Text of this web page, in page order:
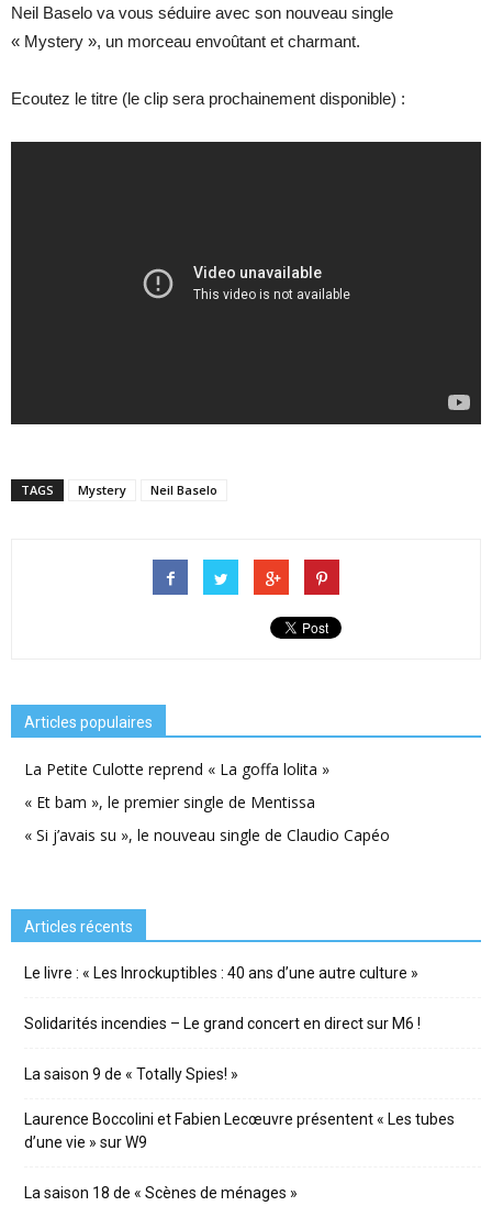
Neil Baselo va vous séduire avec son nouveau single
« Mystery », un morceau envoûtant et charmant.
Ecoutez le titre (le clip sera prochainement disponible) :
TAGS Mystery Neil Baselo
Articles populaires
La Petite Culotte reprend « La goffa lolita »
« Et bam », le premier single de Mentissa
« Si j’avais su », le nouveau single de Claudio Capéo
Articles récents
Le livre : « Les Inrockuptibles : 40 ans d’une autre culture »
Solidarités incendies – Le grand concert en direct sur M6 !
La saison 9 de « Totally Spies! »
Laurence Boccolini et Fabien Lecœuvre présentent « Les tubes
d’une vie » sur W9
La saison 18 de « Scènes de ménages »